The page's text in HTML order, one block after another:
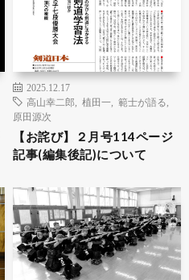
2025.12.17
高山幸二郎
植田一 範士が語る
原田源次
【お詫び】２月号114ページ
記事(編集後記)について